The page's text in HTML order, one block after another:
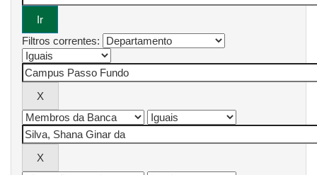
Filtros correntes: